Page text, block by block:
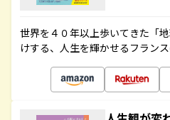
世界を４０年以上歩いてきた「
けする、人生を輝かせるフラン